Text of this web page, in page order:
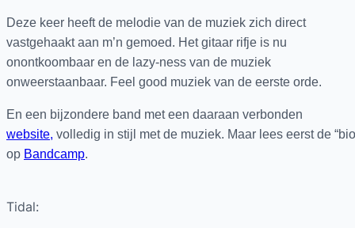
Deze keer heeft de melodie van de muziek zich direct
vastgehaakt aan m’n gemoed. Het gitaar rifje is nu
onontkoombaar en de lazy-ness van de muziek
onweerstaanbaar. Feel good muziek van de eerste orde.
En een bijzondere band met een daaraan verbonden
website, volledig in stijl met de muziek. Maar lees eerst de
op Bandcamp.
Tidal: